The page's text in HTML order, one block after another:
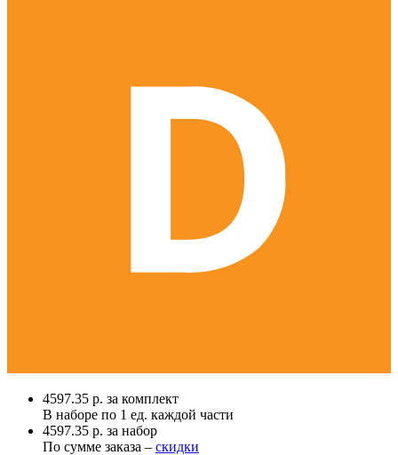
4597.35 р. за комплект
В наборе по 1 ед. каждой части
4597.35 р. за набор
По сумме заказа – скидки